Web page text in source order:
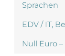
Sprachen
EDV / IT,
Null Euro